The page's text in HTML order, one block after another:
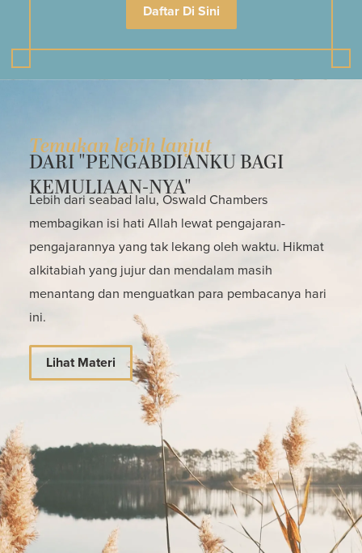
Daftar Di Sini
Temukan lebih lanjut
DARI "PENGABDIANKU BAGI
KEMULIAAN-NYA"
Lebih dari seabad lalu, Oswald Chambers
membagikan isi hati Allah lewat pengajaran-
pengajarannya yang tak lekang oleh waktu. Hikmat
alkitabiah yang jujur dan mendalam masih
menantang dan menguatkan para pembacanya hari
ini.
Lihat Materi